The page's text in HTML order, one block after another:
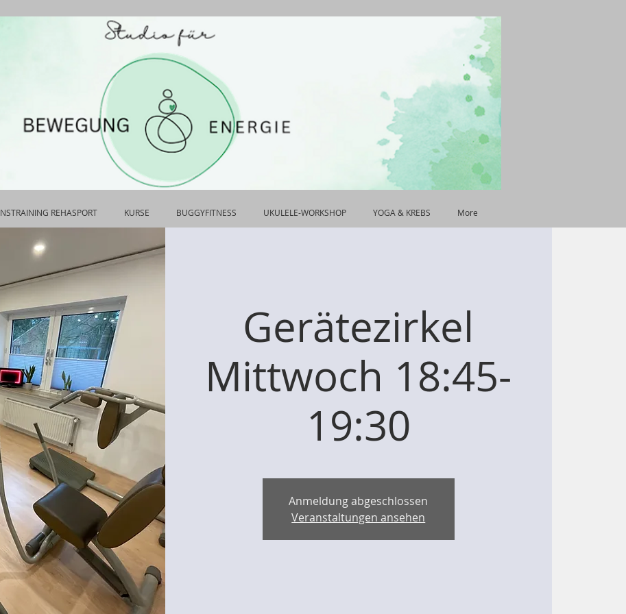
REHASPORT KURSE BUGGYFITNESS UKULELE-WORKSHOP YOGA & KREBS More
Gerätezirkel
Mittwoch 18:45-
19:30
Anmeldung abgeschlossen
Veranstaltungen ansehen